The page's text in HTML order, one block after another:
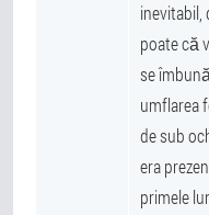
inevitabil,
poate că
se
umflarea
de sub
era
primele